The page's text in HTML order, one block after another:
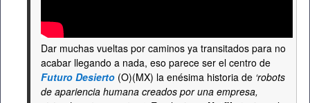
Dar muchas vueltas por caminos ya transitados para no
acabar llegando a nada, eso parece ser el centro de
Futuro Desierto (O)(MX) la enésima historia de ‘robots
de apariencia humana creados por una empresa,